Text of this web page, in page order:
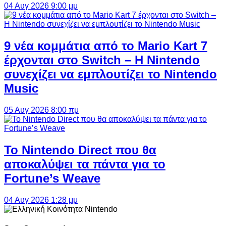
04 Αυγ 2026 9:00 μμ
9 νέα κομμάτια από το Mario Kart 7
έρχονται στο Switch – Η Nintendo
συνεχίζει να εμπλουτίζει το Nintendo
Music
05 Αυγ 2026 8:00 πμ
Το Nintendo Direct που θα
αποκαλύψει τα πάντα για το
Fortune’s Weave
04 Αυγ 2026 1:28 μμ